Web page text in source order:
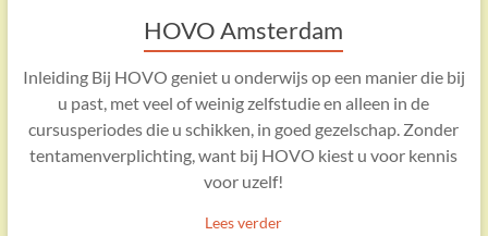
HOVO Amsterdam
Inleiding Bij HOVO geniet u onderwijs op een manier die bij
u past, met veel of weinig zelfstudie en alleen in de
cursusperiodes die u schikken, in goed gezelschap. Zonder
tentamenverplichting, want bij HOVO kiest u voor kennis
voor uzelf!
Lees verder